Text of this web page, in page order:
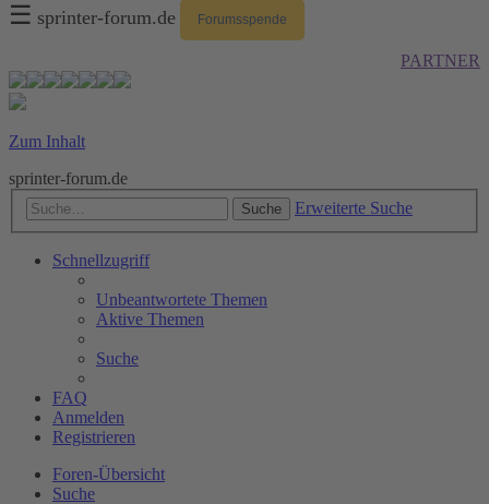
☰ sprinter-forum.de Forumsspende
PARTNER
Zum Inhalt
sprinter-forum.de
Suche Erweiterte Suche
Schnellzugriff
Unbeantwortete Themen
Aktive Themen
Suche
FAQ
Anmelden
Registrieren
Foren-Übersicht
Suche